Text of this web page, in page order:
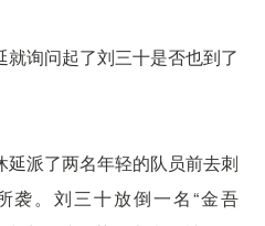
就询问起了刘三十是否也到了
延派了两名年轻的队员前去刺
袭。刘三十放倒一名“金吾